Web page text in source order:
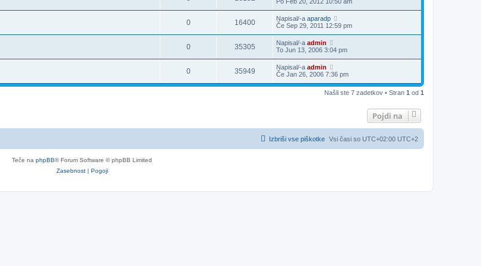
0 16400 Napisal/-a aparadp
Če Sep 29, 2011 12:59 pm
0 35305 Napisal/-a admin
To Jun 13, 2006 3:04 pm
0 35949 Napisal/-a admin
Če Jan 26, 2006 7:36 pm
Našli ste 7 zadetkov • Stran 1 od 1
Pojdi na
Vsi časi so UTC+02:00 UTC+2
Izbriši vse piškotke
Teče na phpBB® Forum Software © phpBB Limited
Zasebnost| Pogoji